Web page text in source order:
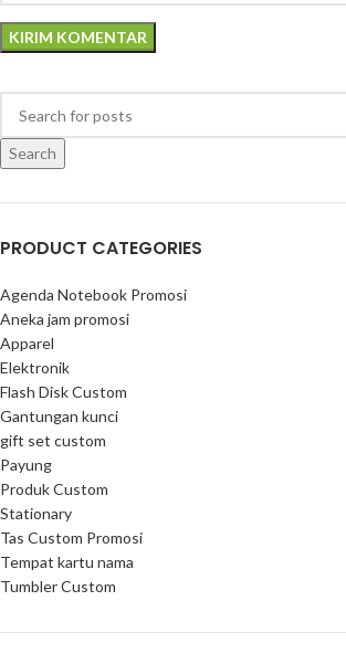
Search
PRODUCT CATEGORIES
Agenda Notebook Promosi
Aneka jam promosi
Apparel
Elektronik
Flash Disk Custom
Gantungan kunci
gift set custom
Payung
Produk Custom
Stationary
Tas Custom Promosi
Tempat kartu nama
Tumbler Custom